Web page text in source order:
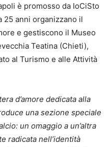
è promosso da IoCiSto
25 anni organizzano il
e gestiscono il Museo
Teatina (Chieti),
al Turismo e alle Attività
d’amore dedicata alla
una sezione speciale
un omaggio a un’altra
radicata nell’identità